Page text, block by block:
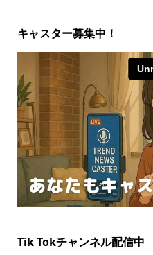
キャスター募集中！
Tik Tokチャンネル配信中